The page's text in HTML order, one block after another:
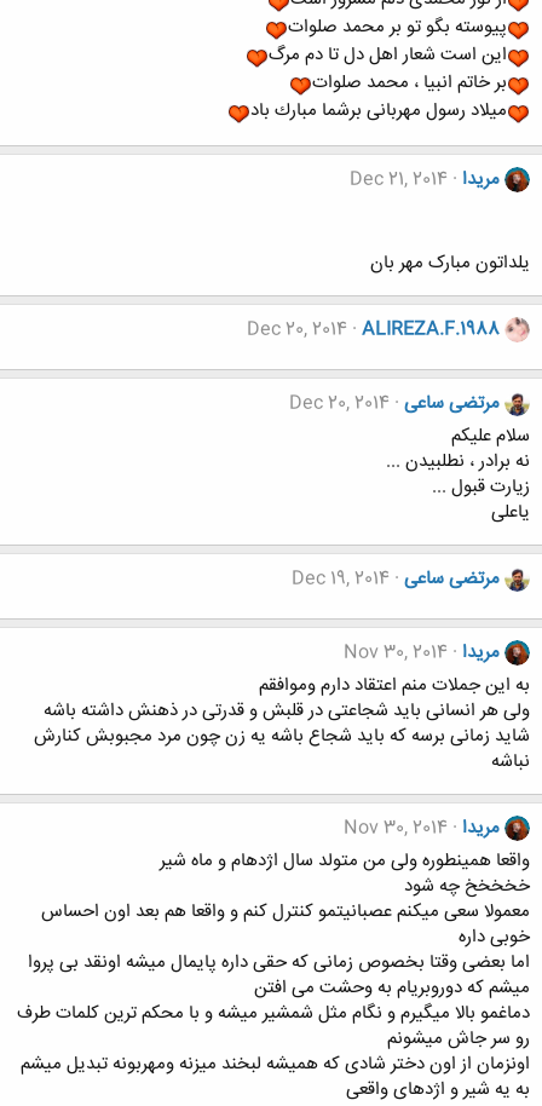
پیوسته بگو تو بر محمد صلوات
این است شعار اهل دل تا دم مرگ
بر خاتم انبیا ، محمد صلوات
میلاد رسول مهربانی‌ برشما مبارك باد
مریدا Dec 21, 2014
یلداتون مبارک مهر بان
ALIREZA.F.1988
Dec 20, 2014
مرتضی ساعی Dec 20, 2014
سلام علیکم
نه برادر ، نطلبیدن ...
زیارت قبول ...
یاعلی
مرتضی ساعی Dec 19, 2014
مریدا Nov 30, 2014
به این جملات منم اعتقاد دارم وموافقم
ولی هر انسانی باید شجاعتی در قلبش و قدرتی در ذهنش داشته باشه
شاید زمانی برسه که باید شجاع باشه یه زن چون مرد مجبوبش کنارش
نباشه
مریدا Nov 30, 2014
واقعا همینطوره ولی من متولد سال اژدهام و ماه شیر
خخخخخ چه شود
معمولا سعی میکنم عصبانیتمو کنترل کنم و واقعا هم بعد اون احساس
خوبی داره
اما بعضی وقتا بخصوص زمانی که حقی داره پایمال میشه اونقد بی پروا
میشم که دوروبریام به وحشت می افتن
دماغمو بالا میگیرم و نگام مثل شمشیر میشه و با محکم ترین کلمات طرف
رو سر جاش میشونم
اونزمان از اون دختر شادی که همیشه لبخند میزنه ومهربونه تبدیل میشم
به یه شیر و اژدهای واقعی